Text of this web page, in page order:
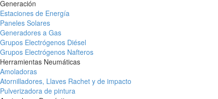
Generación
Estaciones de Energía
Paneles Solares
Generadores a Gas
Grupos Electrógenos Diésel
Grupos Electrógenos Nafteros
Herramientas Neumáticas
Amoladoras
Atornilladores, Llaves Rachet y de impacto
Pulverizadora de pintura